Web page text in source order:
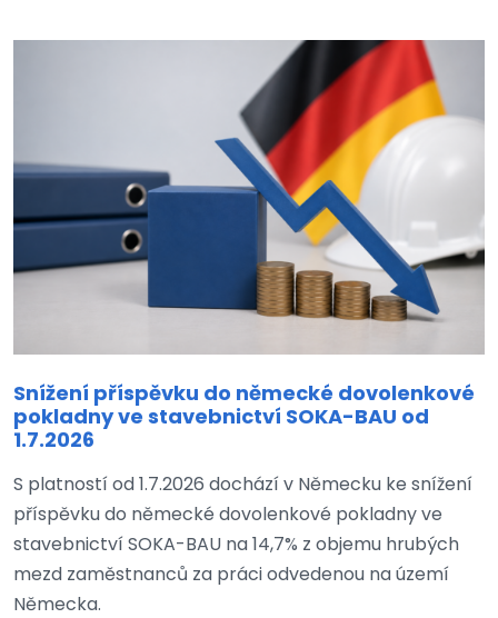
Snížení příspěvku do německé dovolenkové
pokladny ve stavebnictví SOKA-BAU od
1.7.2026
S platností od 1.7.2026 dochází v Německu ke snížení
příspěvku do německé dovolenkové pokladny ve
stavebnictví SOKA-BAU na 14,7% z objemu hrubých
mezd zaměstnanců za práci odvedenou na území
Německa.